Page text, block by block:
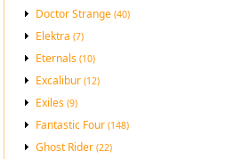
Doctor Strange(40)
Elektra(7)
Eternals(10)
Excalibur(12)
Exiles(9)
Fantastic Four(148)
Ghost Rider(22)